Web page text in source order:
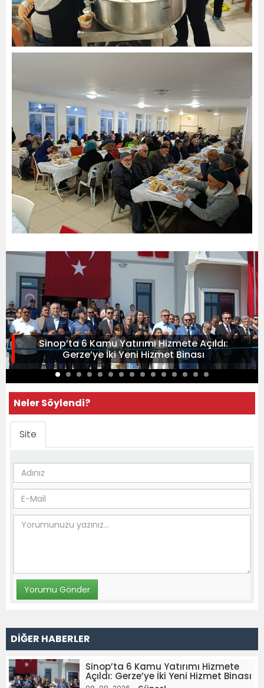
Sinop’ta 6 Kamu Yatırımı Hizmete Açıldı:
Gerze’ye İki Yeni Hizmet Binası
Neler Söylendi?
Site
DİĞER HABERLER
Sinop’ta 6 Kamu Yatırımı Hizmete
Açıldı: Gerze’ye İki Yeni Hizmet Binası